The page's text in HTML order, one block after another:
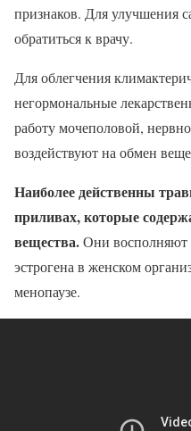
признаков. Для улучшения
обратиться к врачу.
Для облегчения
негормональные
работу мочеполовой,
воздействуют на обмен
Наиболее действенны
приливах, которые
вещества.Они восполняют
эстрогена в женском
менопаузе.